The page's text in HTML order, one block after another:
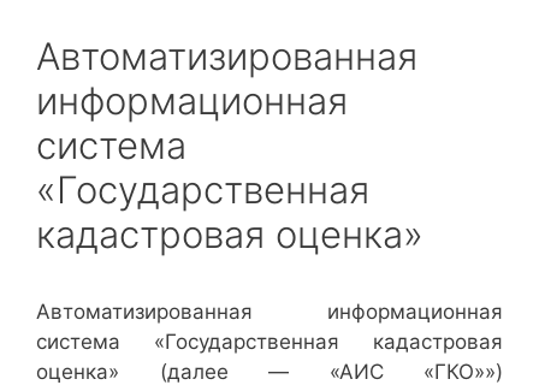
Автоматизированная
информационная
система
«Государственная
кадастровая оценка»
Автоматизированная информационная
система «Государственная кадастровая
оценка» (далее — «АИС «ГКО»»)